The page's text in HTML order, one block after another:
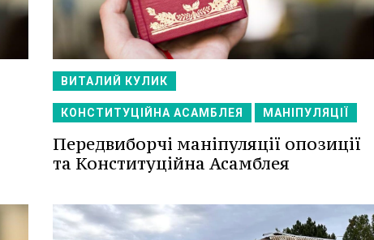
ВИТАЛИЙ КУЛИК
КОНСТИТУЦІЙНА АСАМБЛЕЯ МАНІПУЛЯЦІЇ
Передвиборчі маніпуляції опозиції
та Конституційна Асамблея